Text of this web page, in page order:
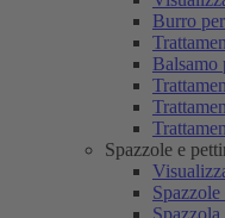
Burro
Balsamo
Spazzole e